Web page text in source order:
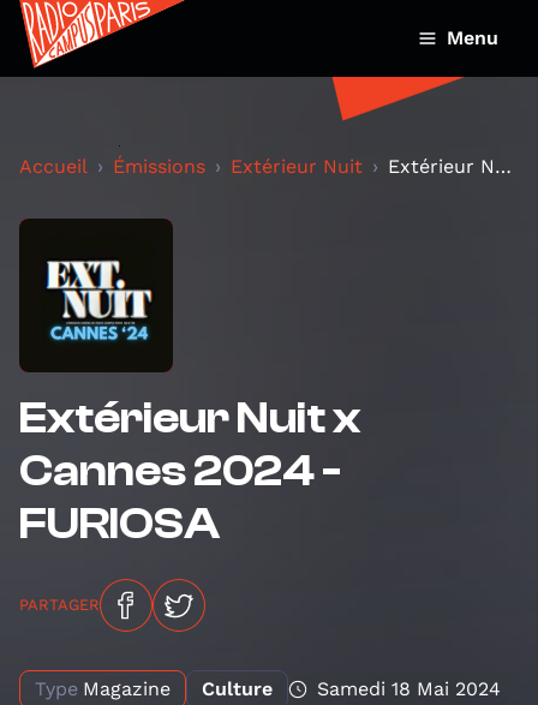
Menu
Accueil Émissions Extérieur Nuit Extérieur Nuit x Cannes 2024 - FURIOSA
Extérieur Nuit x
Cannes 2024 -
FURIOSA
PARTAGER
Type Magazine Culture Samedi 18 Mai 2024